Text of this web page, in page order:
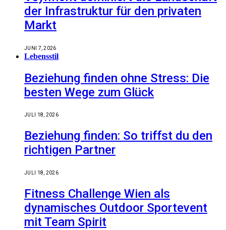
der Infrastruktur für den privaten
Markt
JUNI 7, 2026
Lebensstil
Beziehung finden ohne Stress: Die
besten Wege zum Glück
JULI 18, 2026
Beziehung finden: So triffst du den
richtigen Partner
JULI 18, 2026
Fitness Challenge Wien als
dynamisches Outdoor Sportevent
mit Team Spirit